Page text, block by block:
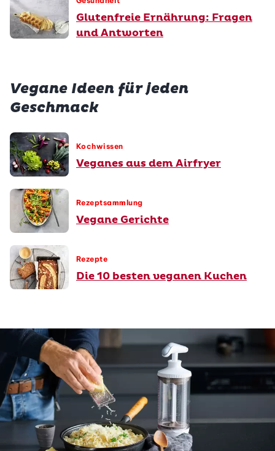
Glutenfreie Ernährung: Fragen
und Antworten
Vegane Ideen für jeden
Geschmack
Kochwissen
Veganes aus dem Airfryer
Rezeptsammlung
Vegane Gerichte
Rezepte
Die 10 besten veganen Kuchen